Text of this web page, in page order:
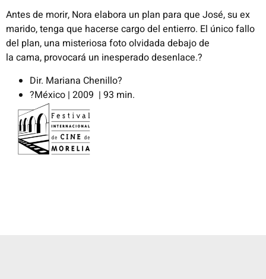
Antes de morir, Nora elabora un plan para que José, su ex
marido,tenga que hacerse cargo del entierro. El único fallo
del plan, una misteriosa foto olvidada debajo de
la cama, provocará un inesperado desenlace.?
Dir. Mariana Chenillo?
?México | 2009 | 93 min.